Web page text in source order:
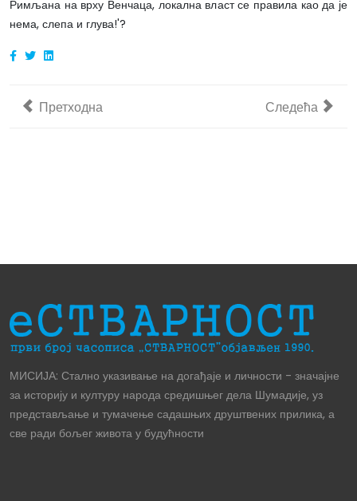
Римљана на врху Венчаца, локална власт се правила као да је
нема, слепа и глува!'?
Претходни чланак: ИМАЛИ СМО ЉУДЕ: Момчило Jокић -
Претходна Следећи
Следећа
МИСИЈА: Стално указивање на догађаје и личности - значајне
за историју и културу народа средишњег дела Шумадије, уз
представљање и тумачење садашњих друштвених прилика, а
све ради бољег живота у будућности